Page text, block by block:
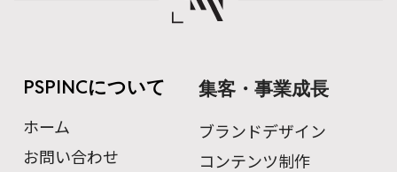
PSPINCについて
ホーム
お問い合わせ
集客・事業成長
ブランドデザイン
コンテンツ制作